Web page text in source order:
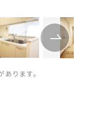
ります。